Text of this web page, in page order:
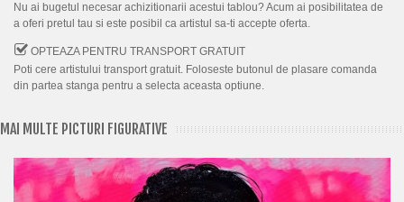
Nu ai bugetul necesar achizitionarii acestui tablou? Acum ai posibilitatea de
a oferi pretul tau si este posibil ca artistul sa-ti accepte oferta.
OPTEAZA PENTRU TRANSPORT GRATUIT
Poti cere artistului transport gratuit. Foloseste butonul de plasare comanda
din partea stanga pentru a selecta aceasta optiune.
MAI MULTE PICTURI FIGURATIVE